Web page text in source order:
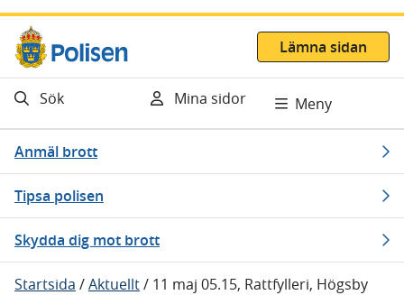
Gå direkt till innehåll
Lämna sidan
Sök Mina sidor Meny
Anmäl brott
Tipsa polisen
Skydda dig mot brott
Startsida /Aktuellt/ 11 maj 05.15, Rattfylleri, Högsby